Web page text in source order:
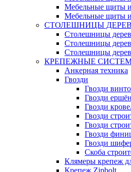
Мебельные щиты
Мебельные щиты
СТОЛЕШНИЦЫ
Столешницы
Столешницы
Столешницы
КРЕПЕЖНЫЕ
Анкерная техника
Гвозди
Гвозди
Гвозди
Гвозди
Гвозди
Гвозди
Гвозди
Гвозди
Скоба
Клямеры крепеж
Крепеж Zipbolt